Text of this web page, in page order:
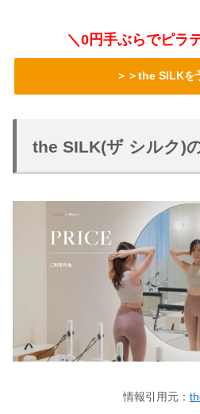
＼0円手ぶらでピラ
＞＞the SILKを
the SILK(ザ シルク)
情報引用元：